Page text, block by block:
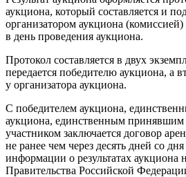
аукциона, который составляется и
организатором аукциона
в день проведения аукциона.
Протокол составляется в двух
передается победителю аукциона, а
у организатора аукциона.
С победителем аукциона,
аукциона, единственным принявшим
участником заключается договор
не ранее чем через десять дней со
информации о результатах аукциона
Правительства Российской